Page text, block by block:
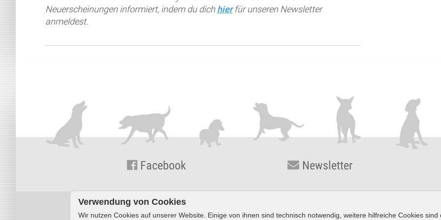
Neuerscheinungen informiert, indem du dichhier für unseren Newsletter
anmeldest.
Facebook Newsletter
© KYNOS VERLAG Dr. Dieter Fleig GmbH · Konrad-Zuse-Straße 3 · D-54552 Nerdlen/Daun ·Telefon: +49 (0)
Verwendung von Cookies
Wir nutzen Cookies auf unserer Website. Einige von ihnen sind technisch notwendig, weitere hilfreiche Cookies